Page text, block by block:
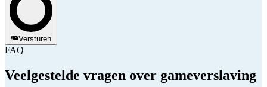
Versturen
FAQ
Veelgestelde vragen over gameverslaving